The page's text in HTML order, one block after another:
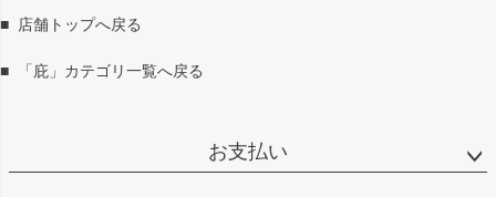
■ 店舗トップへ戻る
■ 「庇」カテゴリ一覧へ戻る
お支払い